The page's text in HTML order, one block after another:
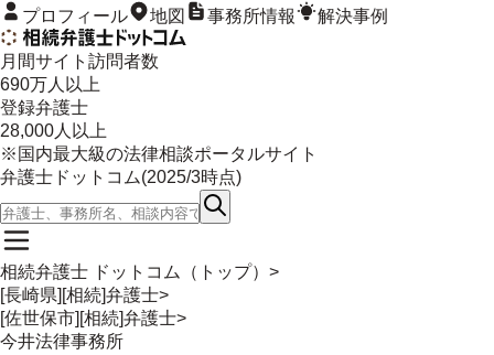
プロフィール 地図 事務所情報 解決事例
月間サイト訪問者数
690万人以上
登録弁護士
28,000人以上
※国内最大級の法律相談ポータルサイト
弁護士ドットコム(2025/3時点)
相続弁護士 ドットコム（トップ） >
[長崎県][相続]弁護士>
[佐世保市][相続]弁護士>
今井法律事務所